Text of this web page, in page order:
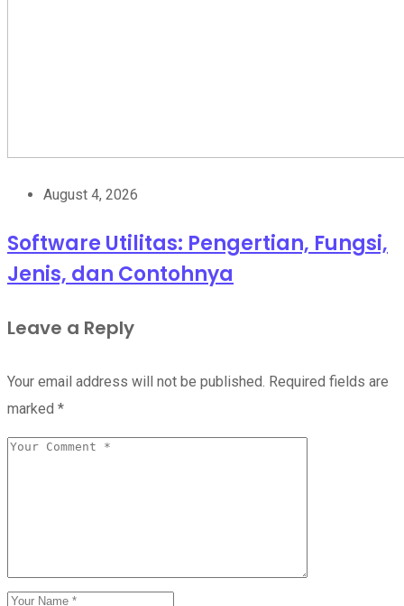
August 4, 2026
Software Utilitas: Pengertian, Fungsi,
Jenis, dan Contohnya
Leave a Reply
Your email address will not be published. Required fields are
marked *